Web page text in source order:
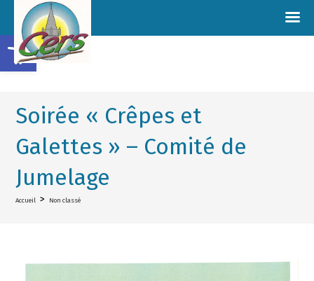
Soirée « Crêpes et
Galettes » – Comité de
Jumelage
Accueil > Non classé
Ouvrir la barre d’outils